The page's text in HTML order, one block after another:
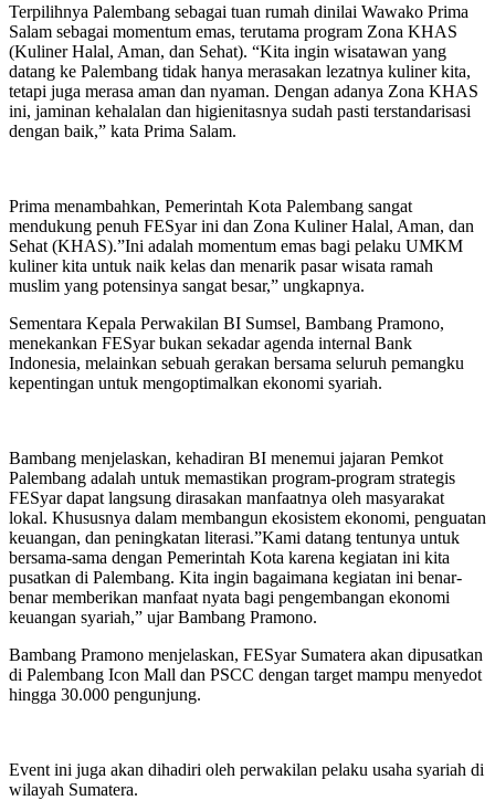
Terpilihnya Palembang sebagai tuan rumah dinilai Wawako Prima
Salam sebagai momentum emas, terutama program Zona KHAS
(Kuliner Halal, Aman, dan Sehat). “Kita ingin wisatawan yang
datang ke Palembang tidak hanya merasakan lezatnya kuliner kita,
tetapi juga merasa aman dan nyaman. Dengan adanya Zona KHAS
ini, jaminan kehalalan dan higienitasnya sudah pasti terstandarisasi
dengan baik,” kata Prima Salam.
Prima menambahkan, Pemerintah Kota Palembang sangat
mendukung penuh FESyar ini dan Zona Kuliner Halal, Aman, dan
Sehat (KHAS).”Ini adalah momentum emas bagi pelaku UMKM
kuliner kita untuk naik kelas dan menarik pasar wisata ramah
muslim yang potensinya sangat besar,” ungkapnya.
Sementara Kepala Perwakilan BI Sumsel, Bambang Pramono,
menekankan FESyar bukan sekadar agenda internal Bank
Indonesia, melainkan sebuah gerakan bersama seluruh pemangku
kepentingan untuk mengoptimalkan ekonomi syariah.
Bambang menjelaskan, kehadiran BI menemui jajaran Pemkot
Palembang adalah untuk memastikan program-program strategis
FESyar dapat langsung dirasakan manfaatnya oleh masyarakat
lokal. Khususnya dalam membangun ekosistem ekonomi, penguatan
keuangan, dan peningkatan literasi.”Kami datang tentunya untuk
bersama-sama dengan Pemerintah Kota karena kegiatan ini kita
pusatkan di Palembang. Kita ingin bagaimana kegiatan ini benar-
benar memberikan manfaat nyata bagi pengembangan ekonomi
keuangan syariah,” ujar Bambang Pramono.
Bambang Pramono menjelaskan, FESyar Sumatera akan dipusatkan
di Palembang Icon Mall dan PSCC dengan target mampu menyedot
hingga 30.000 pengunjung.
Event ini juga akan dihadiri oleh perwakilan pelaku usaha syariah di
wilayah Sumatera.